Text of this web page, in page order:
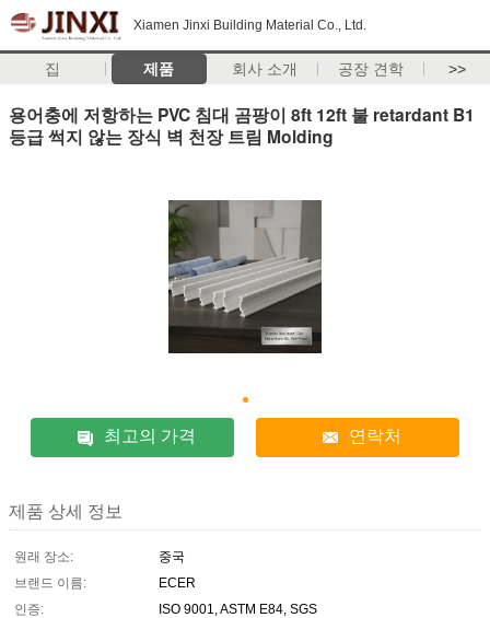
Xiamen Jinxi Building Material Co., Ltd.
집 제품 회사 소개 공장 견학 >>
용어충에 저항하는 PVC 침대 곰팡이 8ft 12ft 불 retardant B1
등급 썩지 않는 장식 벽 천장 트림 Molding
최고의 가격 연락처
제품 상세 정보
원래 장소:
중국
브랜드 이름:
ECER
인증:
ISO 9001, ASTM E84, SGS